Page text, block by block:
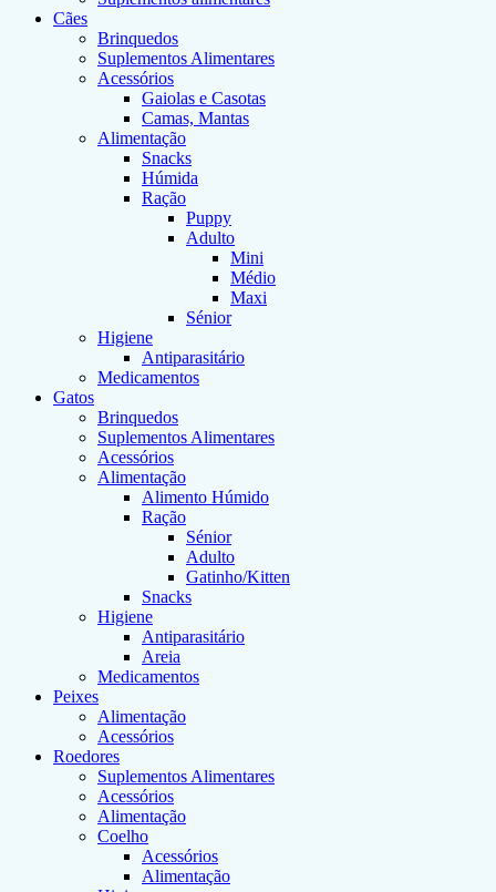
Cães
Brinquedos
Suplementos Alimentares
Acessórios
Gaiolas e Casotas
Camas, Mantas
Alimentação
Snacks
Húmida
Ração
Puppy
Adulto
Mini
Médio
Maxi
Sénior
Higiene
Antiparasitário
Medicamentos
Gatos
Brinquedos
Suplementos Alimentares
Acessórios
Alimentação
Alimento Húmido
Ração
Sénior
Adulto
Gatinho/Kitten
Snacks
Higiene
Antiparasitário
Areia
Medicamentos
Peixes
Alimentação
Acessórios
Roedores
Suplementos Alimentares
Acessórios
Alimentação
Coelho
Acessórios
Alimentação